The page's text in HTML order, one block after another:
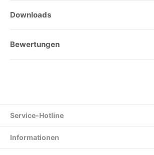
Downloads
Bewertungen
Service-Hotline
Informationen